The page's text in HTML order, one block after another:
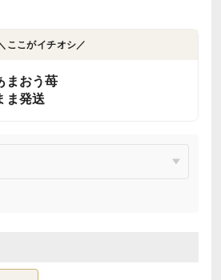
ここがイチオシ／
まおう苺
ま発送